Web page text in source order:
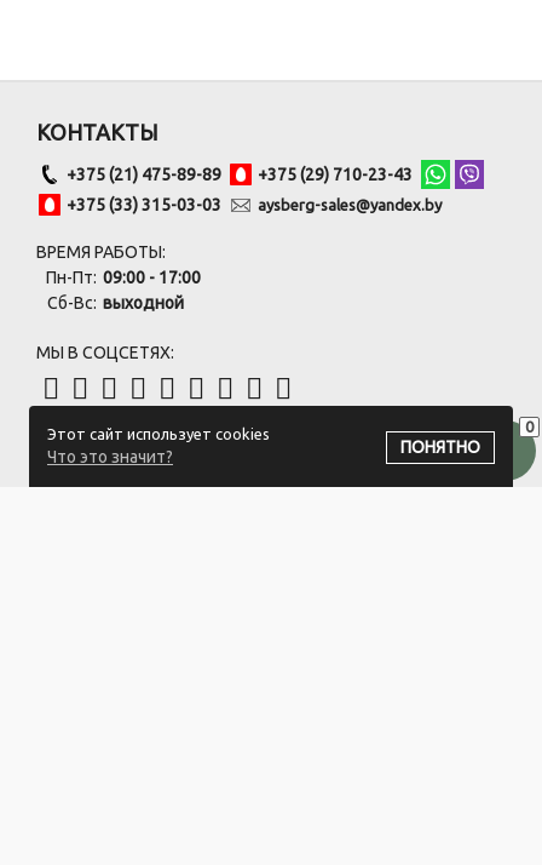
0
Этот сайт использует cookies
Что это значит?
ПОНЯТНО
КОНТАКТЫ
+375 (21) 475-89-89
+375 (29) 710-23-43
+375 (33) 315-03-03
aysberg-sales@yandex.by
ВРЕМЯ РАБОТЫ:
Пн-Пт: 09:00 - 17:00
Сб-Вс: выходной
МЫ В СОЦСЕТЯХ:
ПОДПИСАТЬСЯ НА РАССЫЛКУ